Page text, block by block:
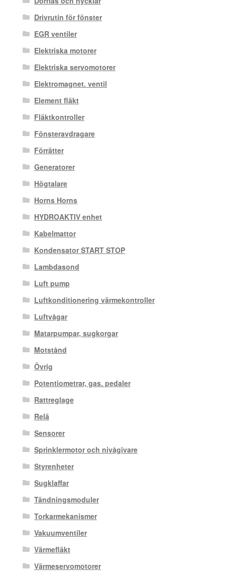
Drivrutin för fönster
EGR ventiler
Elektriska motorer
Elektriska servomotorer
Elektromagnet. ventil
Element fläkt
Fläktkontroller
Fönsteravdragare
Förrätter
Generatorer
Högtalare
Horns Horns
HYDROAKTIV enhet
Kabelmattor
Kondensator START STOP
Lambdasond
Luft pump
Luftkonditionering värmekontroller
Luftvågar
Matarpumpar, sugkorgar
Motstånd
Övrig
Potentiometrar, gas. pedaler
Rattreglage
Relä
Sensorer
Sprinklermotor och nivågivare
Styrenheter
Sugklaffar
Tändningsmoduler
Torkarmekanismer
Vakuumventiler
Värmefläkt
Värmeservomotorer